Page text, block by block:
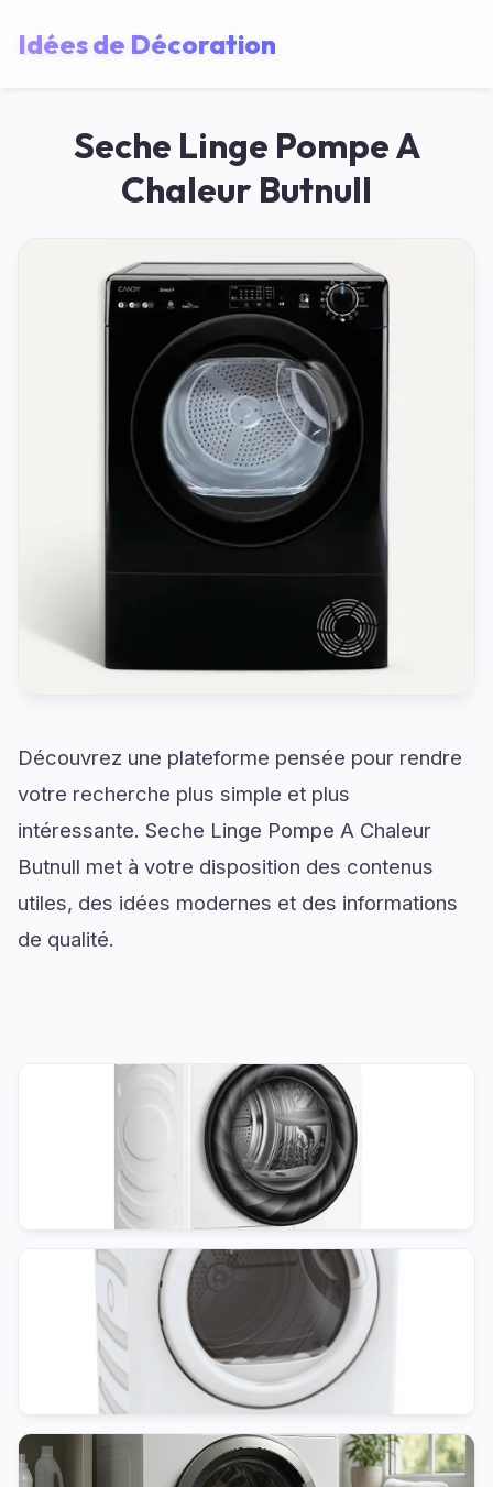
Idées de Décoration
Seche Linge Pompe A
Chaleur Butnull
Découvrez une plateforme pensée pour rendre
votre recherche plus simple et plus
intéressante. Seche Linge Pompe A Chaleur
Butnull met à votre disposition des contenus
utiles, des idées modernes et des informations
de qualité.